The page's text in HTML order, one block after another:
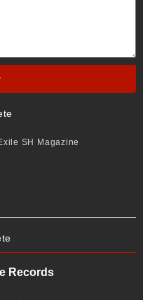
SH Magazine
Records